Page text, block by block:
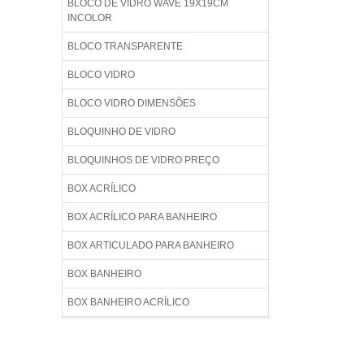
BLOCO DE VIDRO WAVE 19X19CM
INCOLOR
BLOCO TRANSPARENTE
BLOCO VIDRO
BLOCO VIDRO DIMENSÕES
BLOQUINHO DE VIDRO
BLOQUINHOS DE VIDRO PREÇO
BOX ACRÍLICO
BOX ACRÍLICO PARA BANHEIRO
BOX ARTICULADO PARA BANHEIRO
BOX BANHEIRO
BOX BANHEIRO ACRÍLICO